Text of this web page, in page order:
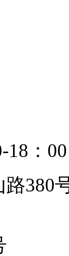
18：00
380